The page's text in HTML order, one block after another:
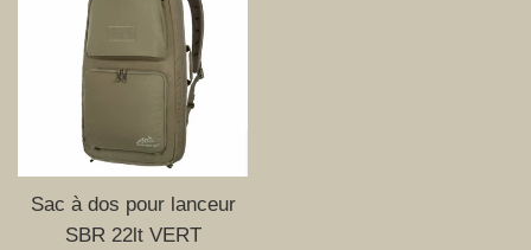
Sac à dos pour lanceur
SBR 22lt VERT